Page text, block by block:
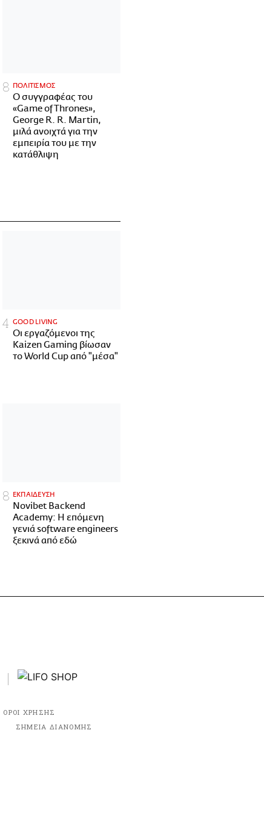
ΠΟΛΙΤΙΣΜΟΣ
Ο συγγραφέας του
«Game of Thrones»,
George R. R. Martin,
μιλά ανοιχτά για την
εμπειρία του με την
κατάθλιψη
GOOD LIVING
Οι εργαζόμενοι της
Kaizen Gaming βίωσαν
το World Cup από "μέσα"
ΕΚΠΑΙΔΕΥΣΗ
Novibet Backend
Academy: Η επόμενη
γενιά software engineers
ξεκινά από εδώ
ΟΡΟΙ ΧΡΗΣΗΣ
ΣΗΜΕΙΑ ΔΙΑΝΟΜΗΣ